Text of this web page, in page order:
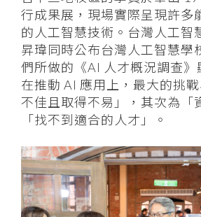
行成果展，現場實際呈現許多
的人工智慧技術。台灣人工智
昇瑋同時公布台灣人工智慧學
們所做的《AI 人才概況調查》
在推動 AI 應用上，最大的挑
不佳且取得不易」，其次為「
「找不到適合的人才」。